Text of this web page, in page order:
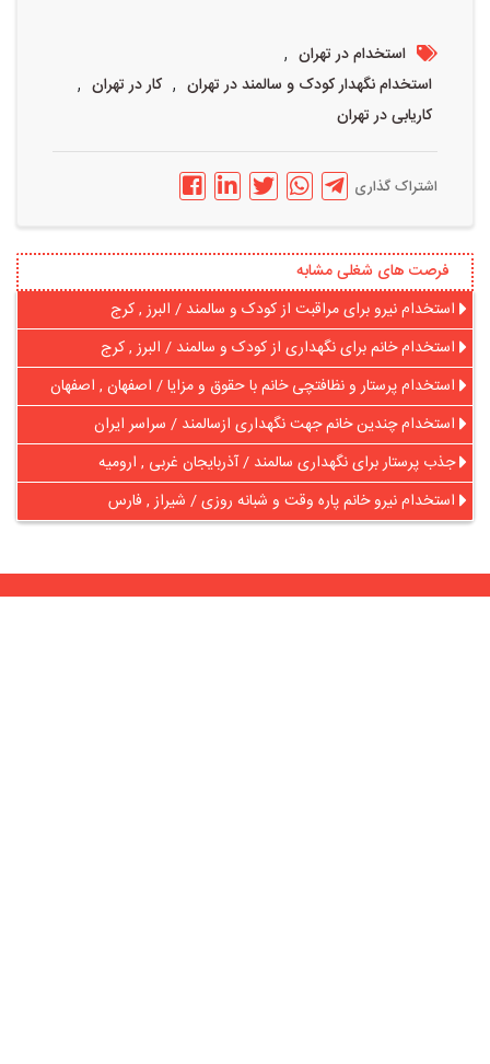
استخدام در تهران ,
استخدام نگهدار کودک و سالمند در تهران , کار در تهران ,
کاریابی در تهران
اشتراک گذاری
فرصت های شغلی مشابه
استخدام نیرو برای مراقبت از کودک و سالمند / البرز , کرج
استخدام خانم برای نگهداری از کودک و سالمند / البرز , کرج
استخدام پرستار و نظافتچی خانم با حقوق و مزایا / اصفهان , اصفهان
استخدام چندین خانم جهت نگهداری ازسالمند / سراسر ایران
جذب پرستار برای نگهداری سالمند / آذربایجان غربی , ارومیه
استخدام نیرو خانم پاره وقت و شبانه روزی / شیراز , فارس